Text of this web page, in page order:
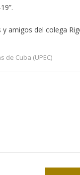
amigos del colega
de Cuba (UPEC)